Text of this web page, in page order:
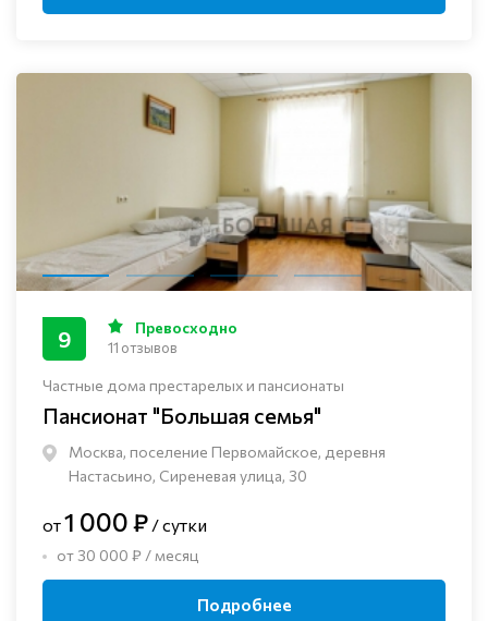
Частные дома престарелых и пансионаты
Пансионат "Большая семья"
Москва, поселение Первомайское, деревня
Настасьино, Сиреневая улица, 30
9 Превосходно
11 отзывов
от1 000 ₽ / сутки
от 30 000 ₽ / месяц
Подробнее